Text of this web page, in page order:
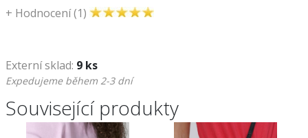
Externí sklad: 9 ks
Expedujeme během 2-3 dní
+ Hodnocení (1)
Související produkty